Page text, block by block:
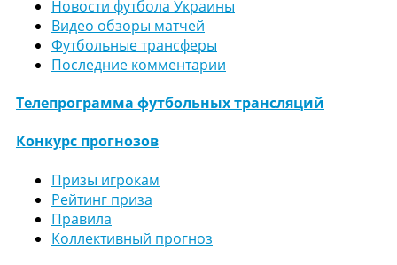
Новости футбола Украины
Видео обзоры матчей
Футбольные трансферы
Последние комментарии
Телепрограмма футбольных трансляций
Конкурс прогнозов
Призы игрокам
Рейтинг приза
Правила
Коллективный прогноз